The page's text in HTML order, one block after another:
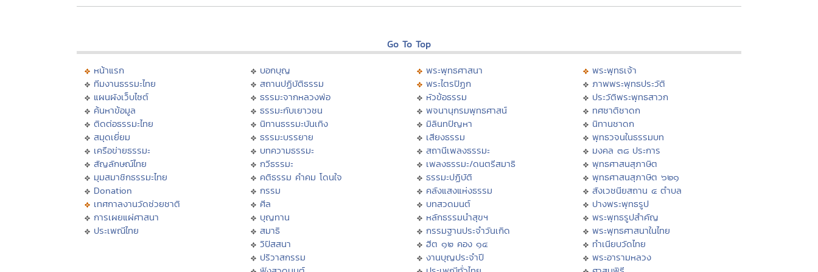
Go To Top
หน้าแรก
ทีมงานธรรมะไทย
แผนผังเว็บไซต์
ค้นหาข้อมูล
ติดต่อธรรมะไทย
สมุดเยี่ยม
เครือข่ายธรรมะ
สัญลักษณ์ไทย
มุมสมาชิกธรรมะไทย
Donation
เทศกาลงานวัดช่วยชาติ
การเผยแผ่ศาสนา
ประเพณีไทย
บอกบุญ
สถานปฏิบัติธรรม
ธรรมะจากหลวงพ่อ
ธรรมะกับเยาวชน
นิทานธรรมะบันเทิง
ธรรมะบรรยาย
บทความธรรมะ
กวีธรรมะ
คติธรรม คำคม โดนใจ
กรรม
ศีล
บุญทาน
สมาธิ
วิปัสสนา
ปริวาสกรรม
พระพุทธศาสนา
พระไตรปิฏก
หัวข้อธรรม
พจนานุกรมพุทธศาสน์
มิลินทปัญหา
เสียงธรรม
สถานีเพลงธรรมะ
เพลงธรรมะ/ดนตรีสมาธิ
ธรรมะปฏิบัติ
คลังแสงแห่งธรรม
บทสวดมนต์
หลักธรรมนำสุขฯ
กรรมฐานประจำวันเกิด
ฮีต ๑๒ คอง ๑๔
งานบุญประจำปี
พระพุทธเจ้า
ภาพพระพุทธประวัติ
ประวัติพระพุทธสาวก
ทศชาติชาดก
นิทานชาดก
พุทธวจนในธรรมบท
มงคล ๓๘ ประการ
พุทธศาสนสุภาษิต
พุทธศาสนสุภาษิต ๖๒๑
สังเวชนียสถาน ๔ ตำบล
ปางพระพุทธรูป
พระพุทธรูปสำคัญ
พระพุทธศาสนาในไทย
ทำเนียบวัดไทย
พระอารามหลวง